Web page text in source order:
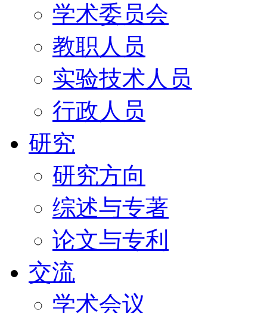
学术委员会
教职人员
实验技术人员
行政人员
研究
研究方向
综述与专著
论文与专利
交流
学术会议